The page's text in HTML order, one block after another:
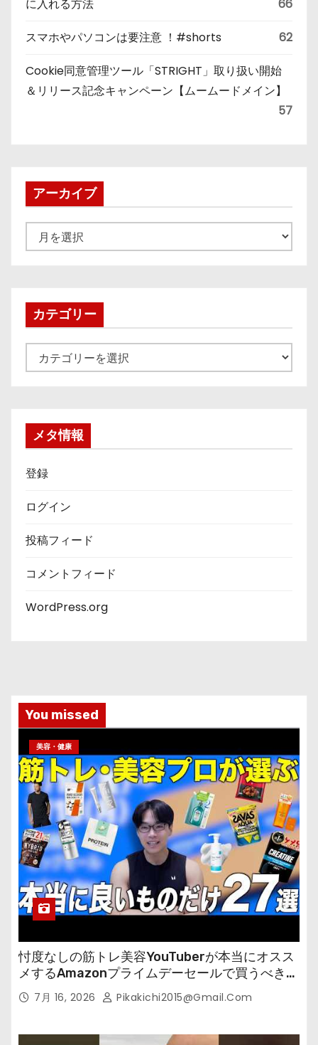
に入れる方法 66
スマホやパソコンは要注意 ！#shorts 62
Cookie同意管理ツール「STRIGHT」取り扱い開始
＆リリース記念キャンペーン【ムームードメイン】
57
アーカイブ
ー
ブカテゴリー
テ
メタ情報
登録
ログイン
投稿フィード
コメントフィード
WordPress.org
You missed
美容・健康
忖度なしの筋トレ美容YouTuberが本当にオスス
メするAmazonプライムデーセールで買うべきも
の 7月 16, 2026 Pikakichi2015@gmail.com